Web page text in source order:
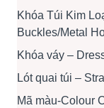
Khóa Túi Kim
Buckles/Metal
Khóa váy –
Lót quai túi –
Mã màu-Colour